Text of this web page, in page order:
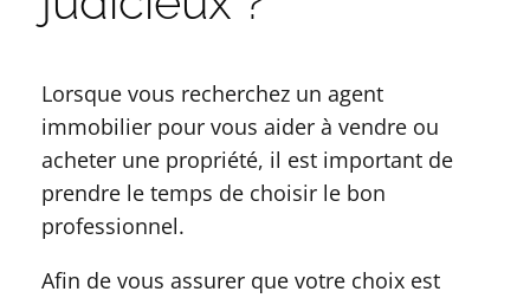
Lorsque vous recherchez un agent
immobilier pour vous aider à vendre ou
acheter une propriété, il est important de
prendre le temps de choisir le bon
professionnel.
Afin de vous assurer que votre choix est